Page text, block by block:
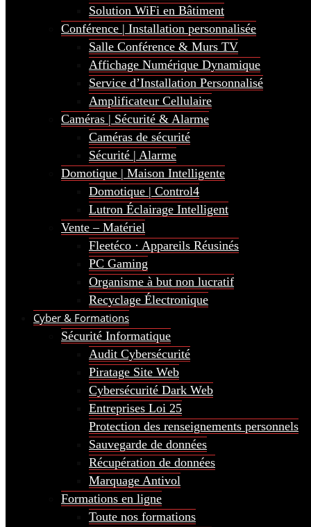
Solution WiFi en Bâtiment
Conférence | Installation personnalisée
Salle Conférence & Murs TV
Affichage Numérique Dynamique
Service d’Installation Personnalisé
Amplificateur Cellulaire
Caméras | Sécurité & Alarme
Caméras de sécurité
Sécurité | Alarme
Domotique | Maison Intelligente
Domotique | Control4
Lutron Éclairage Intelligent
Vente – Matériel
Fleetéco · Appareils Réusinés
PC Gaming
Organisme à but non lucratif
Recyclage Électronique
Cyber & Formations
Sécurité Informatique
Audit Cybersécurité
Piratage Site Web
Cybersécurité Dark Web
Entreprises Loi 25
Protection des renseignements personnels
Sauvegarde de données
Récupération de données
Marquage Antivol
Formations en ligne
Toute nos formations